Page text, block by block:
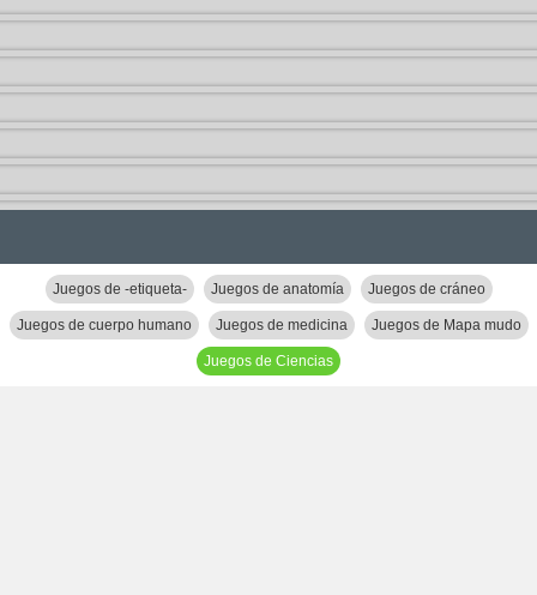
Juegos de -etiqueta- Juegos de anatomía Juegos de cráneo
Juegos de cuerpo humano Juegos de medicina Juegos de Mapa mudo
Juegos de Ciencias